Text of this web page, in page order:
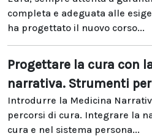
completa e adeguata alle
ha progettato il nuovo corso...
Progettare la cura con
narrativa. Strumenti
Introdurre la Medicina
percorsi di cura. Integrare la
cura e nel sistema persona...